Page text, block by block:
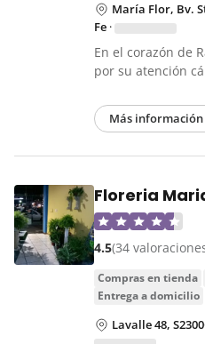
María Flor, Bv.
Fe ·
En el corazón de
por su atención
Más información
Floreria
4.5(34
compras en tienda
entrega a domicilio
Lavalle 48,